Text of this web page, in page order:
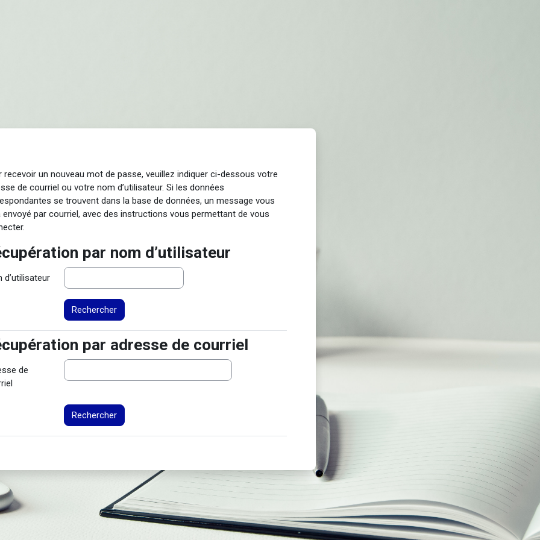
recevoir un nouveau mot de passe, veuillez indiquer ci-dessous votre
de courriel ou votre nom d’utilisateur. Si les données
se trouvent dans la base de données, un message vous
envoyé par courriel, avec des instructions vous permettant de vous
par nom d’utilisateur
par nom d’utilisateur
d’utilisateur
par adresse de courriel
par adresse de courriel
de